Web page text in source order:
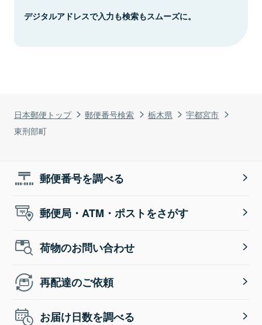
日本郵便トップ 郵便番号検索 栃木県
宇都宮市
東刑部町
デジタルアドレスで入力も検索もスムーズに。
郵便番号を調べる
郵便局・ATM・ポストをさがす
荷物のお問い合わせ
再配達のご依頼
お届け日数を調べる